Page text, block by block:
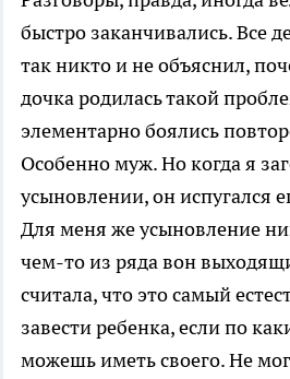
быстро заканчивались. Все
так никто и не объяснил,
дочка родилась такой
элементарно боялись
Особенно муж. Но когда я
усыновлении, он испугался
Для меня же усыновление
чем-то из ряда вон
считала, что это самый
завести ребенка, если по
можешь иметь своего. Не